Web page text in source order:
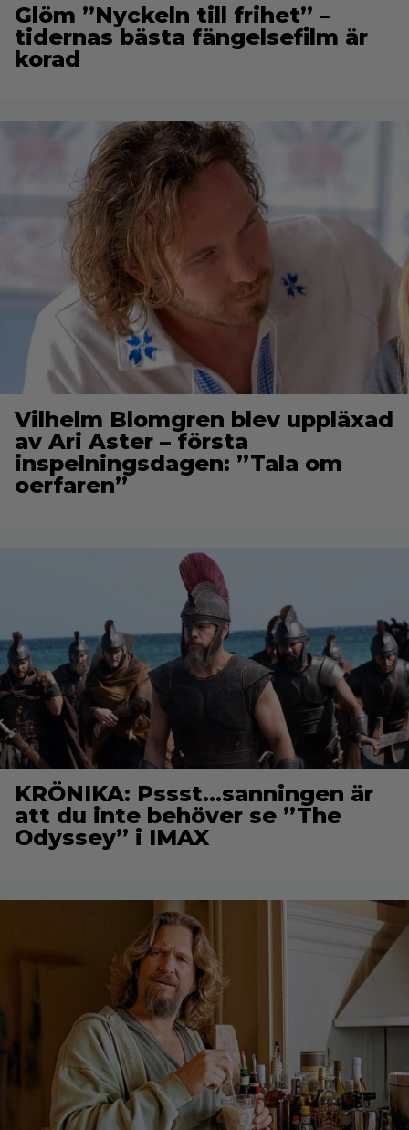
Glöm ”Nyckeln till frihet” –
tidernas bästa fängelsefilm är
korad
Vilhelm Blomgren blev uppläxad
av Ari Aster – första
inspelningsdagen: ”Tala om
oerfaren”
KRÖNIKA: Pssst…sanningen är
att du inte behöver se ”The
Odyssey” i IMAX